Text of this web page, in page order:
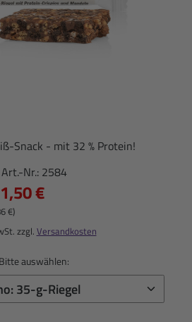
Snack - mit 32 % Protein!
Art.-Nr.: 2584
1,50 €
€)
zzgl.Versandkosten
Bitte auswählen: